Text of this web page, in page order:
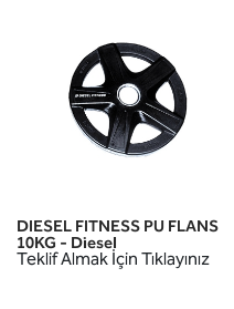
DIESEL FITNESS PU FLANS
10KG - Diesel
Teklif Almak İçin Tıklayınız